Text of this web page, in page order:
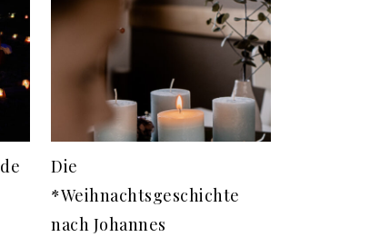
Die
*Weihnachtsgeschichte
nach Johannes